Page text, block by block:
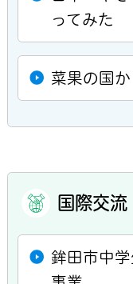
ってみた
菜果の国か
国際交流
鉾田市中